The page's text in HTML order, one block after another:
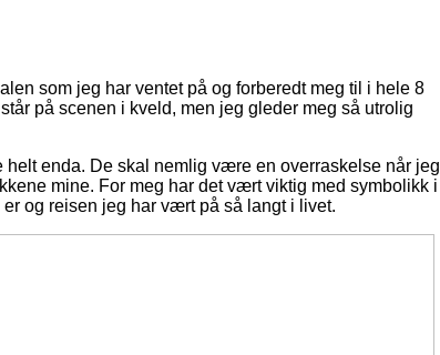
som jeg har ventet på og forberedt meg til i hele 8
på scenen i kveld, men jeg gleder meg så utrolig
enda. De skal nemlig være en overraskelse når jeg
mine. For meg har det vært viktig med symbolikk i
og reisen jeg har vært på så langt i livet.